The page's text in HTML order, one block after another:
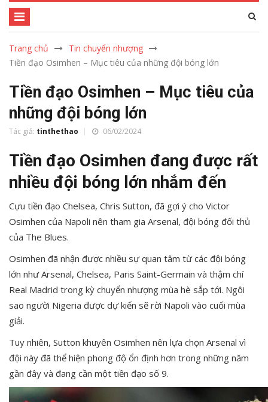
Trang chủ
Tin chuyển nhượng
Tiền đạo Osimhen – Mục tiêu của những đội bóng lớn
Tiền đạo Osimhen – Mục tiêu của
những đội bóng lớn
Tác giả: tinthethao 06/02/2024
Tiền đạo Osimhen đang được rất
nhiều đội bóng lớn nhắm đến
Cựu tiền đạo Chelsea, Chris Sutton, đã gợi ý cho Victor
Osimhen của Napoli nên tham gia Arsenal, đội bóng đối thủ
của The Blues.
Osimhen đã nhận được nhiều sự quan tâm từ các đội bóng
lớn như Arsenal, Chelsea, Paris Saint-Germain và thậm chí
Real Madrid trong kỳ chuyển nhượng mùa hè sắp tới. Ngôi
sao người Nigeria được dự kiến sẽ rời Napoli vào cuối mùa
giải.
Tuy nhiên, Sutton khuyên Osimhen nên lựa chọn Arsenal vì
đội này đã thể hiện phong độ ổn định hơn trong những năm
gần đây và đang cần một tiền đạo số 9.